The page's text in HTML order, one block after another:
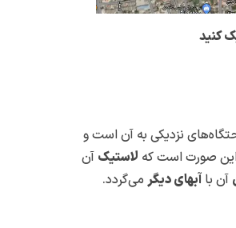
کنید
نزدیکی به آن است و
صورت است که لاستیک آن
آن با آبهای دیگر می‌گردد.